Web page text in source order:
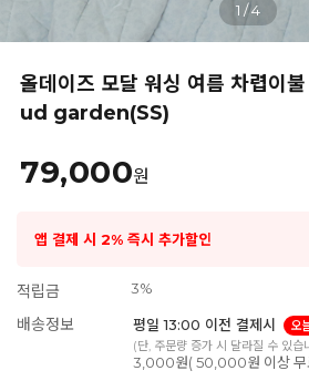
1 /4
올데이즈 모달 워싱 여름 차렵이
ud garden(SS)
79,000원
앱 결제 시 2% 즉시 추가할인
적립금 3%
배송정보 평일 13:00 이전 결제시
오
(단, 주문량 증가 시 달라질 수 있습
3,000원( 50,000원 이상 무